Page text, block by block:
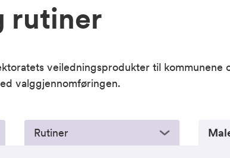
rutiner
veiledningsprodukter til kommunene
valggjennomføringen.
Rutiner